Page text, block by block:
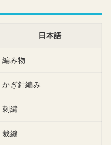
日本語
編み物
かぎ針編み
刺繍
裁縫